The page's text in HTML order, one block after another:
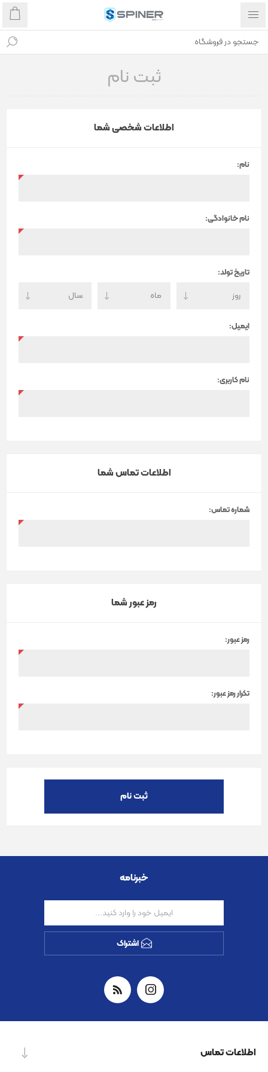
ثبت نام
اطلاعات شخصی شما
نام:
نام خانوادگی:
تاریخ تولد:
ایمیل:
نام کاربری:
اطلاعات تماس شما
شماره تماس:
رمز عبور شما
رمز عبور:
تکرار رمز عبور:
ثبت نام
خبرنامه
اشتراک
اطلاعات تماس